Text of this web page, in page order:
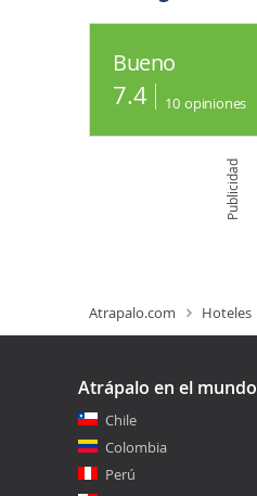
Bueno
7.4 10 opiniones
Publicidad
Atrapalo.com Hoteles
Atrápalo en el mundo
Chile
Colombia
Perú